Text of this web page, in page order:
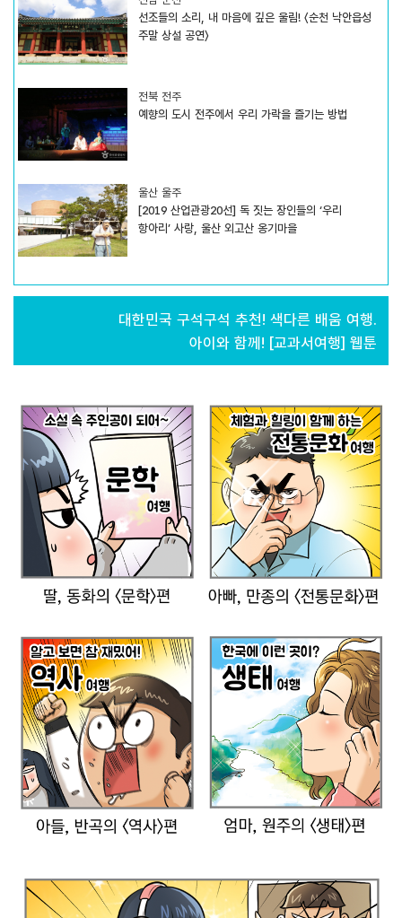
선조들의 소리, 내 마음에 깊은 울림! 〈순천 낙안읍성
주말 상설 공연〉
전북 전주
예향의 도시 전주에서 우리 가락을 즐기는 방법
울산 울주
[2019 산업관광20선] 독 짓는 장인들의 ‘우리
항아리’ 사랑, 울산 외고산 옹기마을
대한민국 구석구석 추천! 색다른 배움 여행.
아이와 함께! [교과서여행] 웹툰